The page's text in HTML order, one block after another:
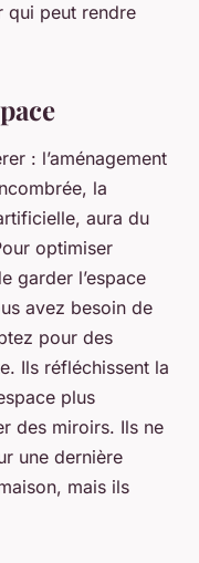
qui peut rendre
: l’aménagement
la
aura du
optimiser
garder l’espace
avez besoin de
pour des
Ils réfléchissent la
plus
des miroirs. Ils ne
une dernière
mais ils